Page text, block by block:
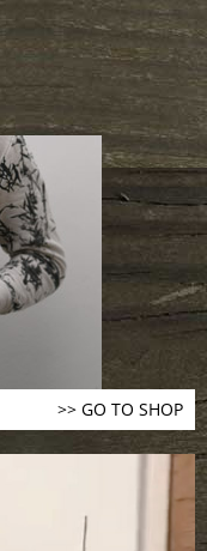
>> GO TO SHOP